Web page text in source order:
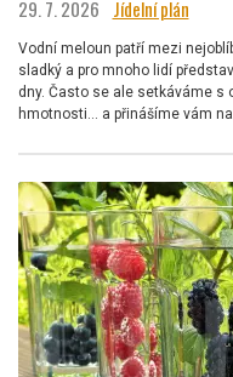
29. 7. 2026 Jídelní plán
Vodní meloun patří mezi
sladký a pro mnoho lidí
dny. Často se ale setkáváme s
hmotnosti… a přinášíme vám